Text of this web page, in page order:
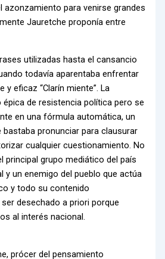
azonzamiento para venirse grandes
Jauretche proponía entre
utilizadas hasta el cansancio
todavía aparentaba enfrentar
y eficaz “Clarín miente”. La
de resistencia política pero se
en una fórmula automática, un
bastaba pronunciar para clausurar
cualquier cuestionamiento. No
principal grupo mediático del país
y un enemigo del pueblo que actúa
y todo su contenido
desechado a priori porque
al interés nacional.
prócer del pensamiento